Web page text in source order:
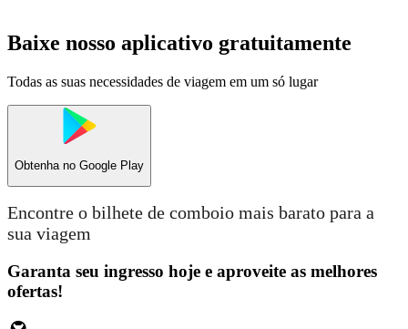
Baixe nosso aplicativo gratuitamente
Todas as suas necessidades de viagem em um só lugar
Obtenha no Google Play
Encontre o bilhete de comboio mais barato para a
sua viagem
Garanta seu ingresso hoje e aproveite as melhores
ofertas!